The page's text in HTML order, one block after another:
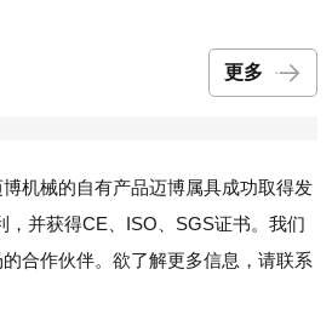
更多
机械的自有产品迈博属具成功取得发
，并获得CE、ISO、SGS证书。我们
合作伙伴。欲了解更多信息，请联系